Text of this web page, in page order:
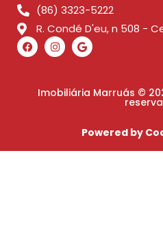
(86) 3323-5222
R. Condé D'eu, n 508 -
Imobiliária Marruás ©
Powered by